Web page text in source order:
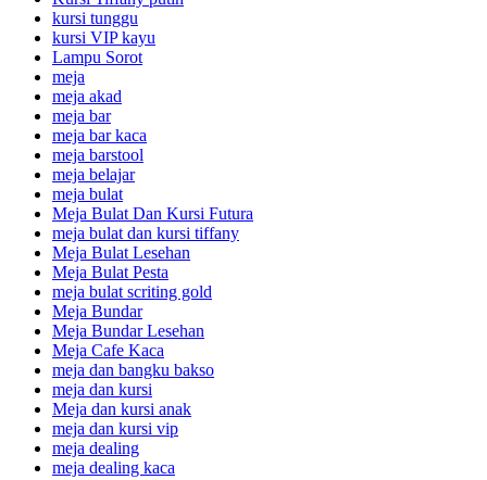
kursi tunggu
kursi VIP kayu
Lampu Sorot
meja
meja akad
meja bar
meja bar kaca
meja barstool
meja belajar
meja bulat
Meja Bulat Dan Kursi Futura
meja bulat dan kursi tiffany
Meja Bulat Lesehan
Meja Bulat Pesta
meja bulat scriting gold
Meja Bundar
Meja Bundar Lesehan
Meja Cafe Kaca
meja dan bangku bakso
meja dan kursi
Meja dan kursi anak
meja dan kursi vip
meja dealing
meja dealing kaca